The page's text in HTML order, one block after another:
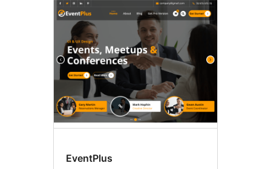
EventPlus